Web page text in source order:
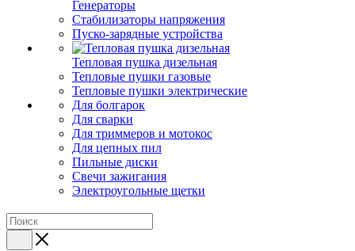
Генераторы
Стабилизаторы напряжения
Пуско-зарядные устройства
Тепловая пушка дизельная
Тепловые пушки газовые
Тепловые пушки электрические
Для болгарок
Для сварки
Для триммеров и мотокос
Для цепных пил
Пильные диски
Свечи зажигания
Электроугольные щетки